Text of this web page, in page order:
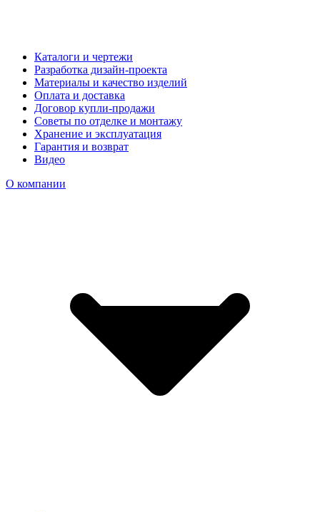
Каталоги и чертежи
Разработка дизайн-проекта
Материалы и качество изделий
Оплата и доставка
Договор купли-продажи
Советы по отделке и монтажу
Хранение и эксплуатация
Гарантия и возврат
Видео
О компании